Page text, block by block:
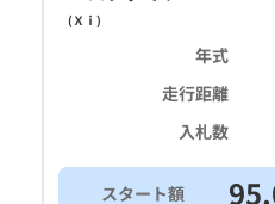
( Ｘｉ )
年式
走行距離
入札数
スタート額